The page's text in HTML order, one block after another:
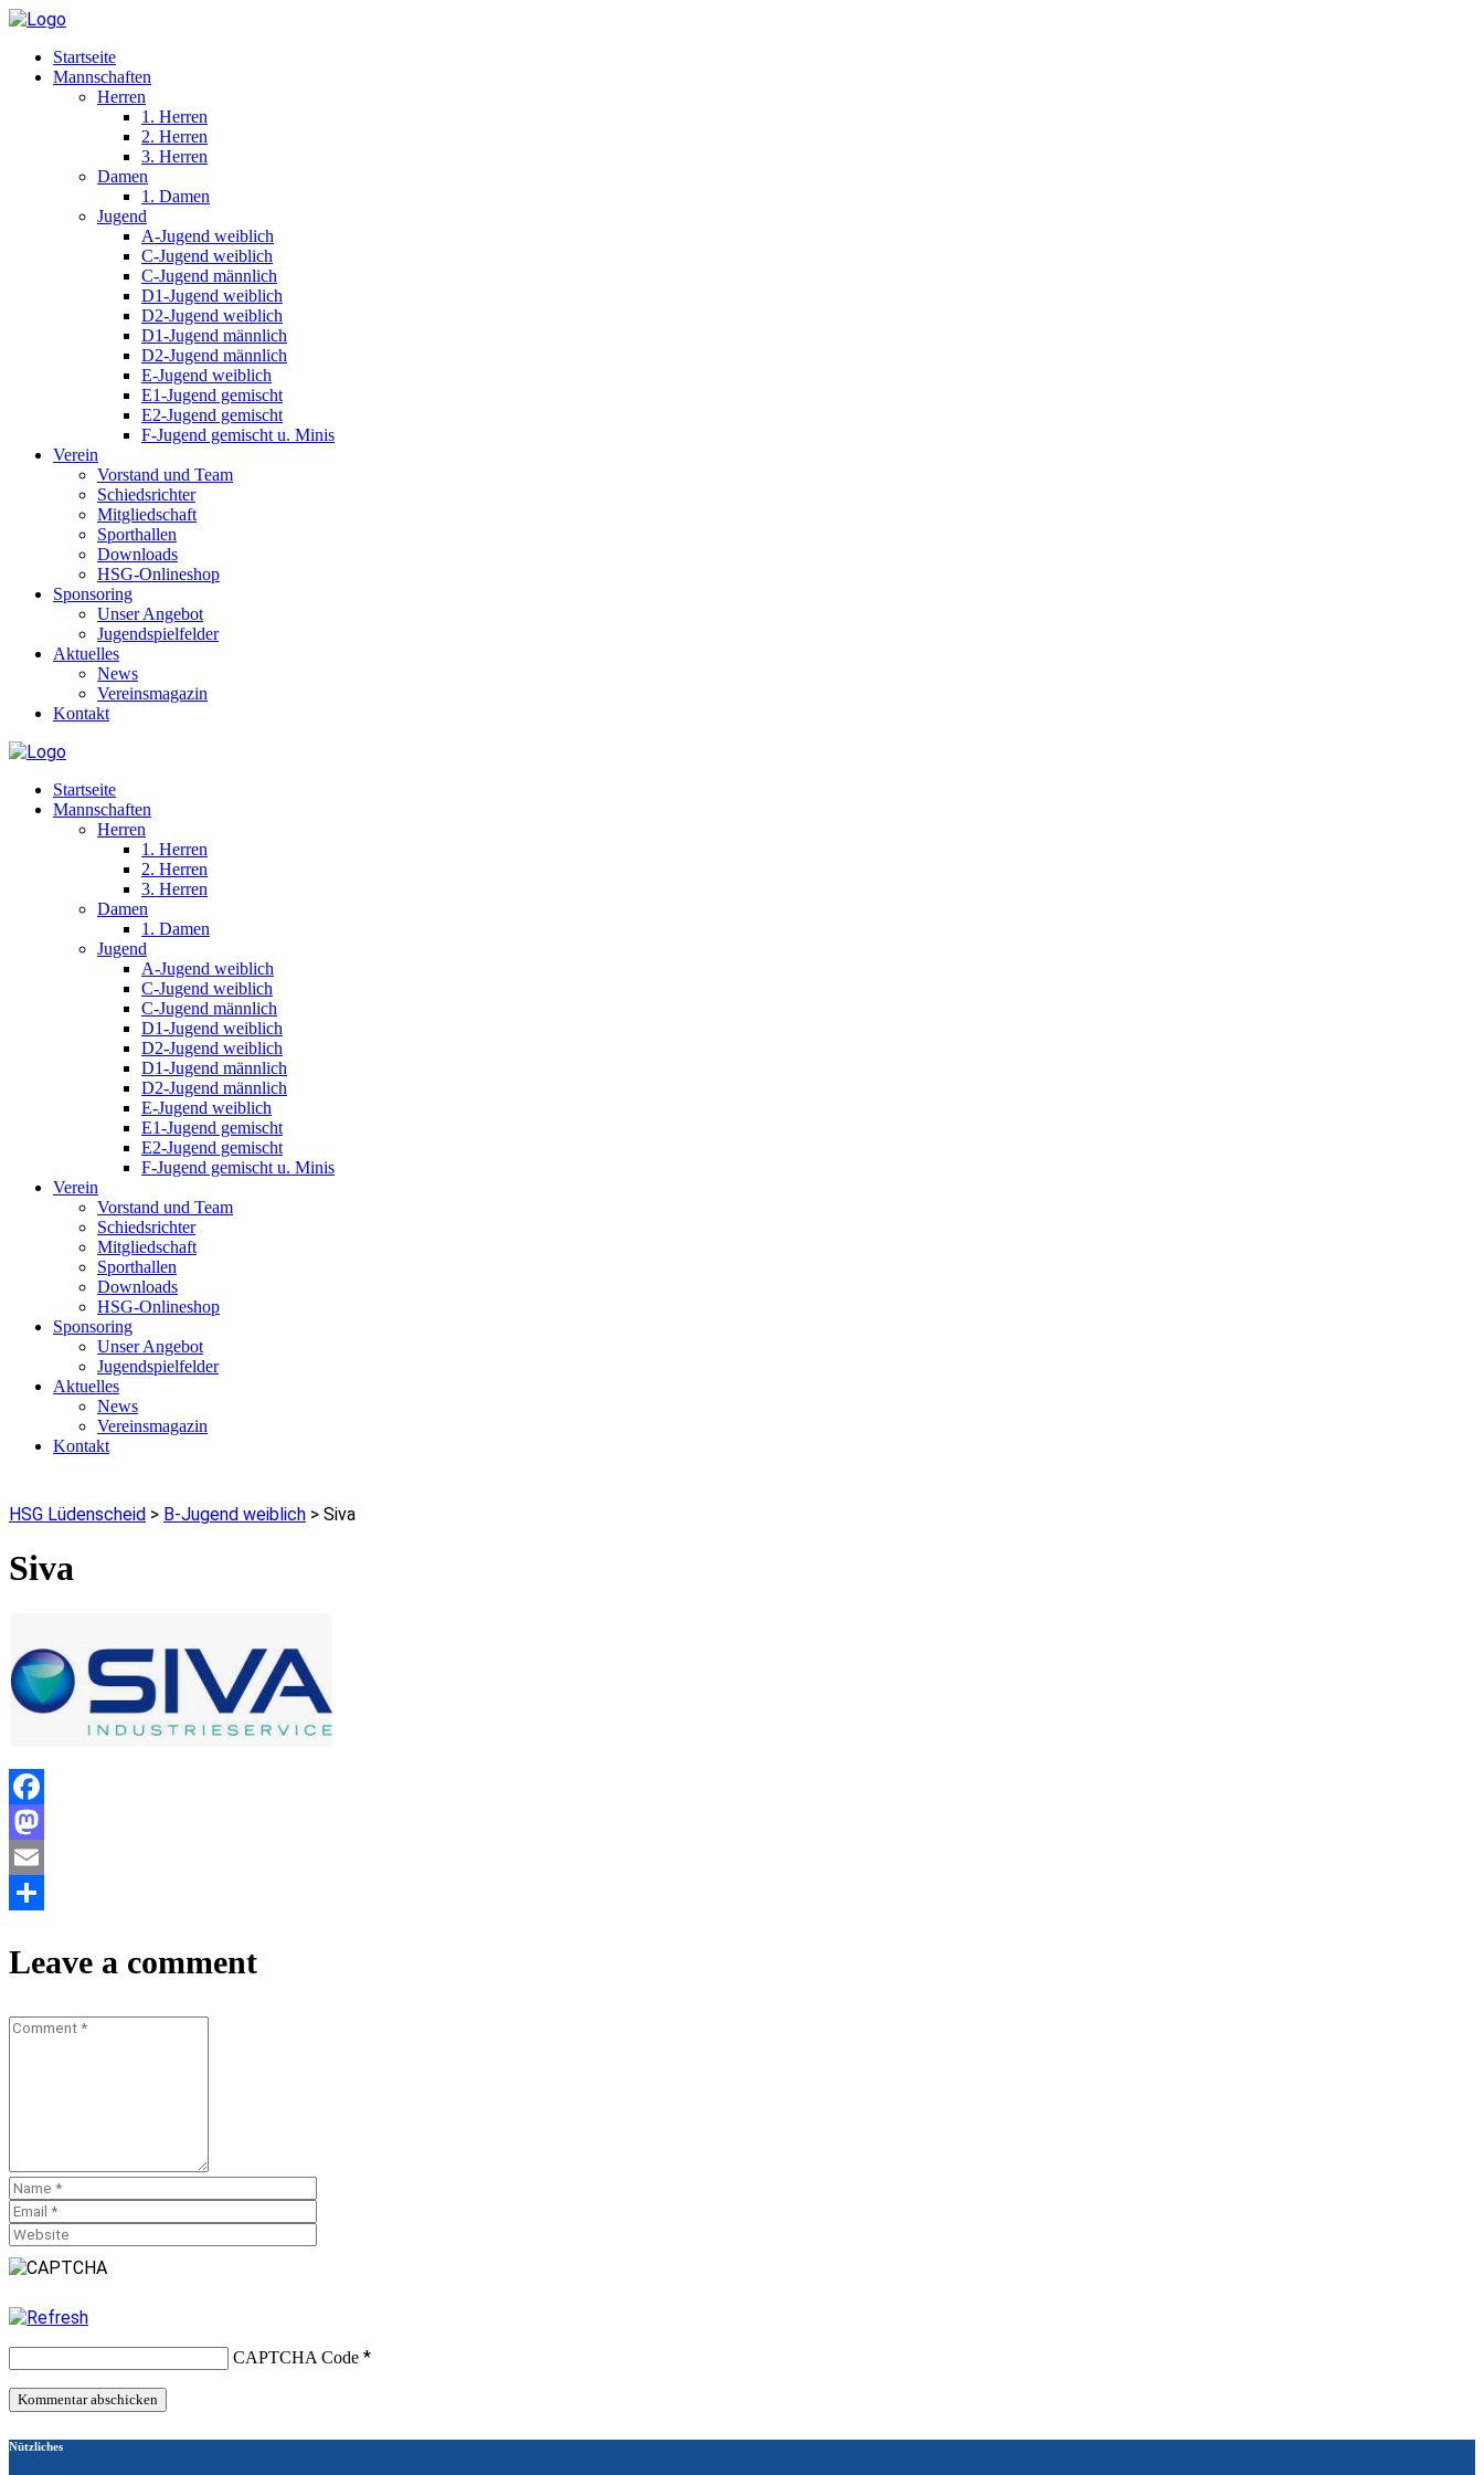
Startseite
Mannschaften
Herren
1. Herren
2. Herren
3. Herren
Damen
1. Damen
Jugend
A-Jugend weiblich
C-Jugend weiblich
C-Jugend männlich
D1-Jugend weiblich
D2-Jugend weiblich
D1-Jugend männlich
D2-Jugend männlich
E-Jugend weiblich
E1-Jugend gemischt
E2-Jugend gemischt
F-Jugend gemischt u. Minis
Verein
Vorstand und Team
Schiedsrichter
Mitgliedschaft
Sporthallen
Downloads
HSG-Onlineshop
Sponsoring
Unser Angebot
Jugendspielfelder
Aktuelles
News
Vereinsmagazin
Kontakt
Startseite
Mannschaften
Herren
1. Herren
2. Herren
3. Herren
Damen
1. Damen
Jugend
A-Jugend weiblich
C-Jugend weiblich
C-Jugend männlich
D1-Jugend weiblich
D2-Jugend weiblich
D1-Jugend männlich
D2-Jugend männlich
E-Jugend weiblich
E1-Jugend gemischt
E2-Jugend gemischt
F-Jugend gemischt u. Minis
Verein
Vorstand und Team
Schiedsrichter
Mitgliedschaft
Sporthallen
Downloads
HSG-Onlineshop
Sponsoring
Unser Angebot
Jugendspielfelder
Aktuelles
News
Vereinsmagazin
Kontakt
HSG Lüdenscheid > B-Jugend weiblich > Siva
Siva
Facebook
Mastodon
Email
Leave a comment
CAPTCHA Code *
Nützliches